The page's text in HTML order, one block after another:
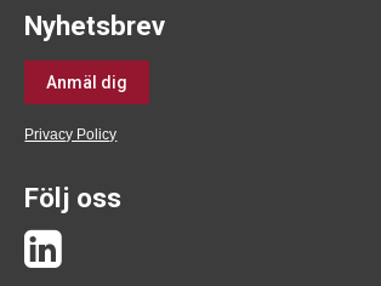
Nyhetsbrev
Anmäl dig
Privacy Policy
Följ oss